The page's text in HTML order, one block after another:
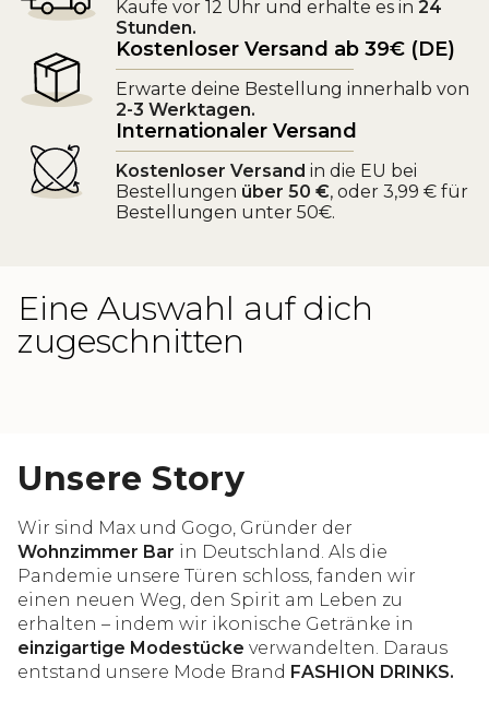
Kaufe vor 12 Uhr und erhalte es in 24
Stunden.
Kostenloser Versand ab 39€ (DE)
Erwarte deine Bestellung innerhalb von
2-3 Werktagen.
Internationaler Versand
Kostenloser Versand in die EU bei
Bestellungen über 50 €, oder 3,99 € für
Bestellungen unter 50€.
Eine Auswahl auf dich
zugeschnitten
Unsere Story
Wir sind Max und Gogo, Gründer der
Wohnzimmer Bar in Deutschland. Als die
Pandemie unsere Türen schloss, fanden wir
einen neuen Weg, den Spirit am Leben zu
erhalten – indem wir ikonische Getränke in
einzigartige Modestücke verwandelten. Daraus
entstand unsere Mode Brand FASHION DRINKS.